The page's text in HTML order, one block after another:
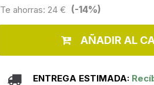
Te ahorras: 24 € (-14%)
AÑADIR AL
ENTREGA ESTIMADA: